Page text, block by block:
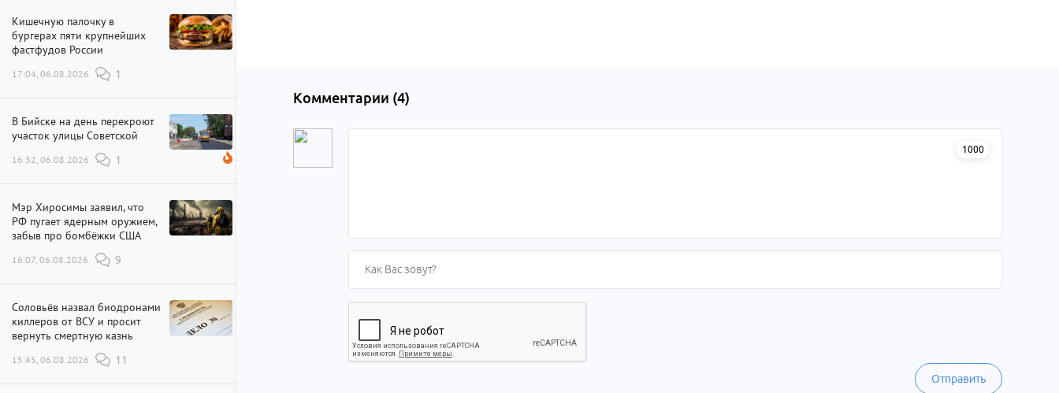
Кишечную палочку в
бургерах пяти крупнейших
фастфудов России
17:04, 06.08.2026 1
В Бийске на день перекроют
участок улицы Советской
16:32, 06.08.2026 1
Мэр Хиросимы заявил, что
РФ пугает ядерным оружием,
забыв про бомбёжки США
16:07, 06.08.2026 9
Соловьёв назвал биодронами
киллеров от ВСУ и просит
вернуть смертную казнь
15:45, 06.08.2026 11
Комментарии (4)
1000
Отправить